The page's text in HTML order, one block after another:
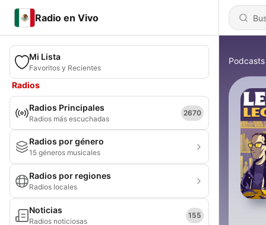
Radio en Vivo
Mi Lista
Favoritos y Recientes
Radios
Radios Principales
Radios más escuchadas
2670
Radios por género
15 géneros musicales
Radios por regiones
Radios locales
Noticias
Radios noticiosas
155
Podcasts